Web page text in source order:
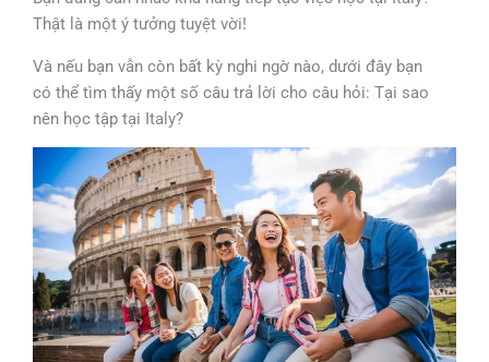
Thật là một ý tưởng tuyệt vời!
Và nếu bạn vẫn còn bất kỳ nghi ngờ nào, dưới đây bạn
có thể tìm thấy một số câu trả lời cho câu hỏi: Tại sao
nên học tập tại Italy?